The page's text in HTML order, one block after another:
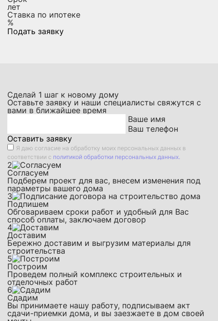
лет
Ставка по ипотеке
%
Подать заявку
Сделай 1 шаг к новому дому
Оставьте заявку и наши специалисты свяжутся с
вами в ближайшее время
Ваше имя
Ваш телефон
Оставить заявку
Я даю согласие на обработку моих персональных данных в
соответствии с политикой обработки персональных данных.
2
Согласуем
Подберем проект для вас, внесем изменения под
параметры вашего дома
3
Подпишем
Обговариваем сроки работ и удобный для Вас
способ оплаты, заключаем договор
4
Доставим
Бережно доставим и выгрузим материалы для
строительства
5
Построим
Проведем полный комплекс строительных и
отделочных работ
6
Сдадим
Вы принимаете нашу работу, подписываем акт
сдачи-приемки дома, и вы заезжаете в дом своей